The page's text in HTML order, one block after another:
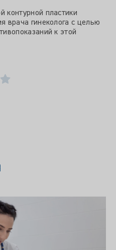
контурной пластики
врача гинеколога с целью
к этой